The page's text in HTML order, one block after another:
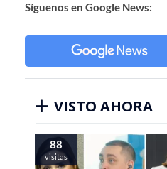
Síguenos en Google News:
VISTO AHORA
88
visitas